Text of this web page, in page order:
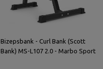
Bizepsbank - Curl Bank (Scott
Bank) MS-L107 2.0 - Marbo Sport